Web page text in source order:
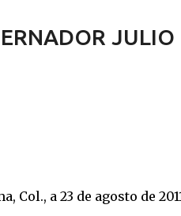
JULIO
Col., a 23 de agosto de